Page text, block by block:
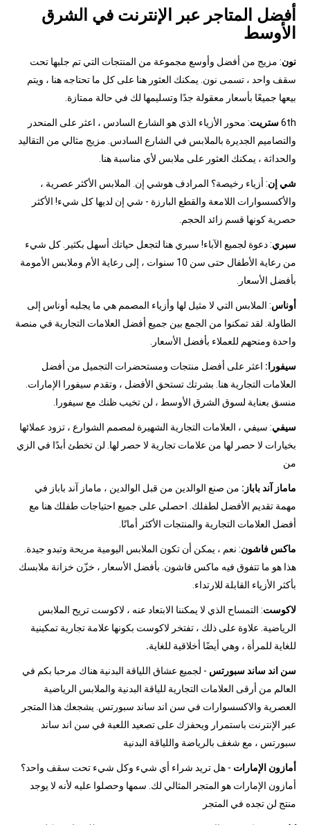
أفضل المتاجر عبر الإنترنت في الشرق
الأوسط
نون: مزيج من أفضل وأوسع مجموعة من المنتجات التي تم جلبها تحت
سقف واحد ، تسمى نون. يمكنك العثور هنا على كل ما تحتاجه هنا ، ويتم
بيعها جميعًا بأسعار معقولة جدًا وتسليمها لك في حالة ممتازة.
6thستريت: محور الأزياء الذي هو الشارع السادس ، اعثر على المنحدر
والتصاميم الجديرة بالملابس في الشارع السادس. مزيج مثالي من التقاليد
والحداثة ، يمكنك العثور على ملابس لأي مناسبة هنا.
شي إن: أزياء رخيصة؟ المرادف هوشي إن. الملابس الأكثر عصرية ،
والأكسسوارات اللامعة والقطع البارزة - شي إن لديها كل شيء! الأكثر
حصرية كونها قسم زائد الحجم.
سبري: دعوة لجميع الآباء! سبري هنا لتجعل حياتك أسهل بكثير. كل شيء
من رعاية الأطفال حتى سن 10 سنوات ، إلى رعاية الأم وملابس الأمومة
بأفضل الأسعار.
أوناس: الملابس التي لا مثيل لها وأزياء المصمم هي ما يجلبه أوناس إلى
الطاولة. لقد تمكنوا من الجمع بين جميع أفضل العلامات التجارية في منصة
واحدة ومنحهم للعملاء بأفضل الأسعار.
سيفورا: اعثر على أفضل منتجات ومستحضرات التجميل من أفضل
العلامات التجارية هنا. بشرتك تستحق الأفضل ، وتقدم سيفورا الإمارات.
منسق بعناية لسوق الشرق الأوسط ، لن تخيب ظنك مع سيفورا.
سيفي: سيفي ، العلامات التجارية الشهيرة لمصمم الشوارع ، تزود عملائها
بخيارات لا حصر لها من علامات تجارية لا حصر لها. لن تخطئ أبدًا في الزي
من
ماماز آند باباز: من صنع الوالدين من قبل الوالدين ، ماماز آند باباز في
مهمة تقديم الأفضل لطفلك. احصلي على جميع احتياجات طفلك هنا مع
أفضل العلامات التجارية والمنتجات الأكثر أمانًا.
ماكس فاشون: نعم ، يمكن أن تكون الملابس اليومية مريحة وتبدو جيدة.
هذا هو ما تتفوق فيه ماكس فاشون. بأفضل الأسعار ، خزّن خزانة ملابسك
بأكثر الأزياء القابلة للارتداء.
لاكوست: التمساح الذي لا يمكننا الابتعاد عنه ، لاكوست تريح الملابس
الرياضية. علاوة على ذلك ، تفتخر لاكوست بكونها علامة تجارية تمكينية
للغاية للمرأة ، وهي أيضًا أخلاقية للغاية.
سن اند ساند سبورتس - لجميع عشاق اللياقة البدنية هناك مرحبا بكم في
العالم من أرقى العلامات التجارية للياقة البدنية والملابس الرياضية
العصرية والاكسسوارات في سن اند ساند سبورتس. يشجعك هذا المتجر
عبر الإنترنت باستمرار ويحفزك على تصعيد اللعبة في سن اند ساند
سبورتس ، مع شغف بالرياضة واللياقة البدنية
أمازون الإمارات - هل تريد شراء أي شيء وكل شيء تحت سقف واحد؟
أمازون الإمارات هو المتجر المثالي لك. سمها وحصلوا عليه لأنه لا يوجد
منتج لن تجده في المتجر